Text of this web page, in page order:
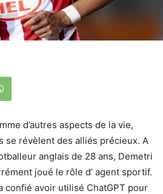
d’autres aspects de la vie,
se révèlent des alliés précieux. A
anglais de 28 ans, Demetri
joué le rôle d’ agent sportif.
confié avoir utilisé ChatGPT pour